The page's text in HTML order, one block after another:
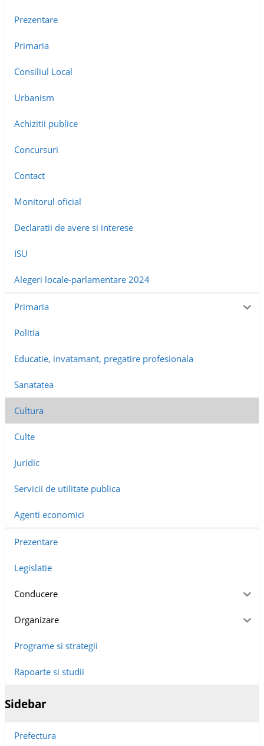
Prezentare
Primaria
Consiliul Local
Urbanism
Achizitii publice
Concursuri
Contact
Monitorul oficial
Declaratii de avere si interese
ISU
Alegeri locale-parlamentare 2024
Primaria
Politia
Educatie, invatamant, pregatire profesionala
Sanatatea
Cultura
Culte
Juridic
Servicii de utilitate publica
Agenti economici
Prezentare
Legislatie
Conducere
Organizare
Programe si strategii
Rapoarte si studii
Sidebar
Prefectura